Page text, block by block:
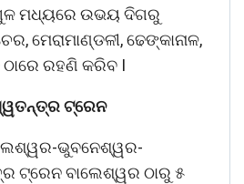
ମଧ୍ୟରେ ଉଭୟ ଦିଗରୁ
ମେରାମାଣ୍ଡଳୀ, ଢେଙ୍କାନାଳ,
ରହଣି କରିବ I
ଟ୍ରେନ
ଭୁବନେଶ୍ୱର-
ଟ୍ରେନ ବାଲେଶ୍ୱର ଠାରୁ ୫